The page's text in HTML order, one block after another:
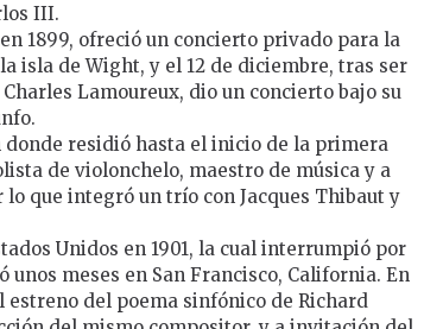
III.
1899, ofreció un concierto privado para la
isla de Wight, y el 12 de diciembre, tras ser
Lamoureux, dio un concierto bajo su
donde residió hasta el inicio de la primera
de violonchelo, maestro de música y a
que integró un trío con Jacques Thibaut y
Unidos en 1901, la cual interrumpió por
meses en San Francisco, California. En
estreno del poema sinfónico de Richard